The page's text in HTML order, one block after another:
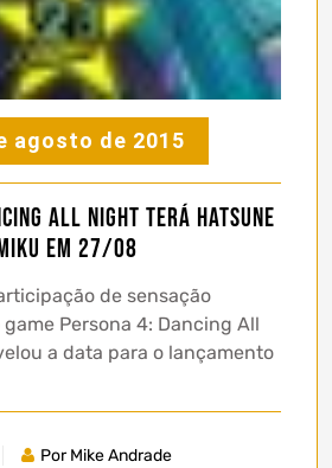
agosto de 2015
All Night terá Hatsune
em 27/08
de sensação
Persona 4: Dancing All
a data para o lançamento
Por Mike Andrade